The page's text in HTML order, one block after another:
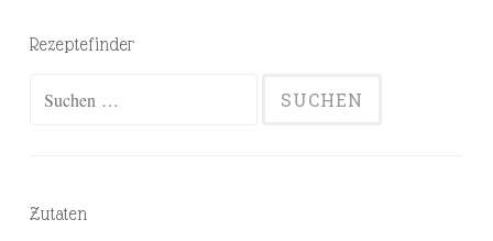
Rezeptefinder
Zutaten